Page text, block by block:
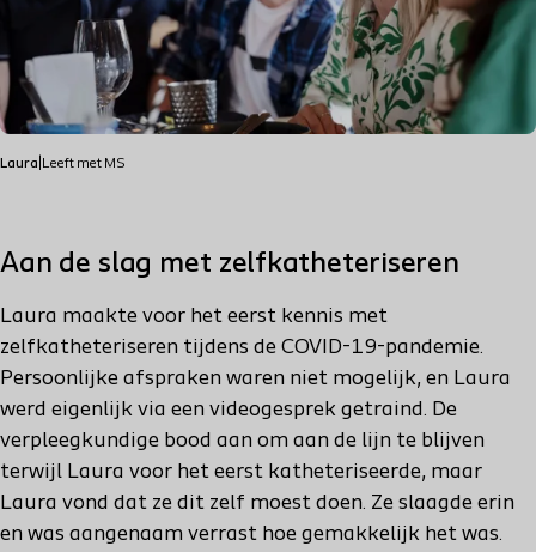
Laura Leeft met MS
Aan de slag met zelfkatheteriseren
Laura maakte voor het eerst kennis met
zelfkatheteriseren tijdens de COVID-19-pandemie.
Persoonlijke afspraken waren niet mogelijk, en Laura
werd eigenlijk via een videogesprek getraind. De
verpleegkundige bood aan om aan de lijn te blijven
terwijl Laura voor het eerst katheteriseerde, maar
Laura vond dat ze dit zelf moest doen. Ze slaagde erin
en was aangenaam verrast hoe gemakkelijk het was.